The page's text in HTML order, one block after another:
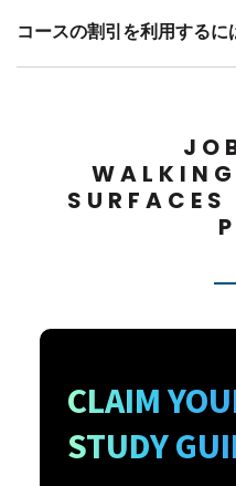
コースの割引を利用する
CLAIM
STUDY